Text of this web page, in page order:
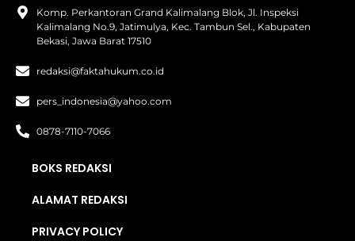
Komp. Perkantoran Grand Kalimalang Blok, Jl. Inspeksi
Kalimalang No.9, Jatimulya, Kec. Tambun Sel., Kabupaten
Bekasi, Jawa Barat 17510
redaksi@faktahukum.co.id
pers_indonesia@yahoo.com
0878-7110-7066
BOKS REDAKSI
ALAMAT REDAKSI
PRIVACY POLICY